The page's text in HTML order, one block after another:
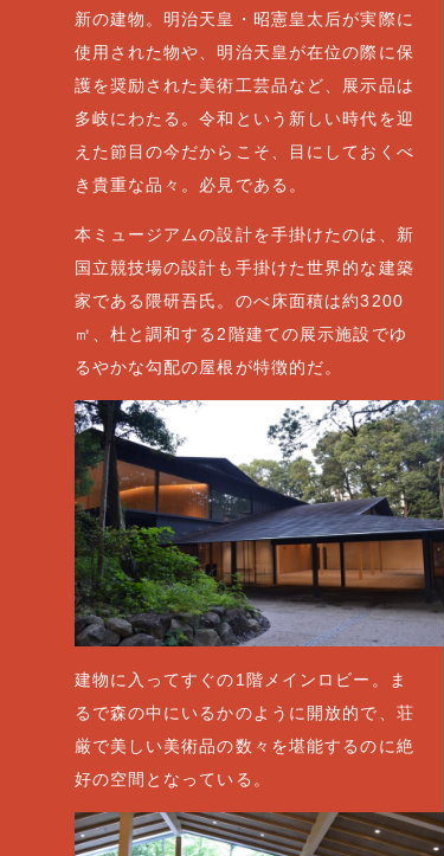
新の建物。明治天皇・昭憲皇太后が実際に
使用された物や、明治天皇が在位の際に保
護を奨励された美術工芸品など、展示品は
多岐にわたる。令和という新しい時代を迎
えた節目の今だからこそ、目にしておくべ
き貴重な品々。必見である。
本ミュージアムの設計を手掛けたのは、新
国立競技場の設計も手掛けた世界的な建築
家である隈研吾氏。のべ床面積は約3200
㎡、杜と調和する2階建ての展示施設でゆ
るやかな勾配の屋根が特徴的だ。
建物に入ってすぐの1階メインロビー。ま
るで森の中にいるかのように開放的で、荘
厳で美しい美術品の数々を堪能するのに絶
好の空間となっている。